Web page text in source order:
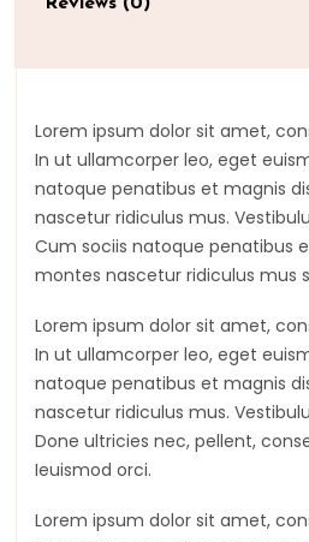
Reviews (0)
Lorem ipsum dolor sit amet,
In ut ullamcorper leo, eget
natoque penatibus et magnis
nascetur ridiculus mus.
Cum sociis natoque penatibus
montes nascetur ridiculus mus
Lorem ipsum dolor sit amet,
In ut ullamcorper leo, eget
natoque penatibus et magnis
nascetur ridiculus mus.
Done ultricies nec, pellent,
Ieuismod orci.
Lorem ipsum dolor sit amet,